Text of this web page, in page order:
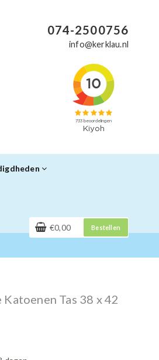
074-2500756
info@kerklau.nl
€0,00 Bestellen
Tas 38 x 42